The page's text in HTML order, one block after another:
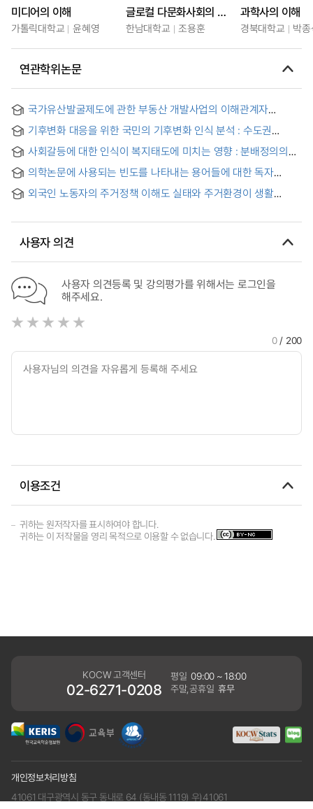
미디어의 이해
가톨릭대학교 윤혜영
글로컬 다문화사회의 이해
한남대학교 조용훈
과학사의 이해
경북대학교 박
연관학위논문
국가유산발굴제도에 관한 부동산 개발사업의 이해관계자
기후변화 대응을 위한 국민의 기후변화 인식 분석 : 수도권
Response to Climate Change
사회갈등에 대한 인식이 복지태도에 미치는 영향 : 분배정의의
Perception on Welfare Attitude
의학논문에 사용되는 빈도를 나타내는 용어들에 대한 독자
외국인 노동자의 주거정책 이해도 실태와 주거환경이 생활
사용자 의견
사용자 의견등록 및 강의평가를 위해서는 로그인을
해주세요.
0/ 200
이용조건
귀하는 원저작자를 표시하여야 합니다.
귀하는 이 저작물을 영리 목적으로 이용할 수 없습니다.
KOCW 고객센터
02-6271-0208
평일 09:00 ~ 18:00
주말,공휴일 휴무
개인정보처리방침
41061 대구광역시 동구 동내로 64 (동내동 1119) 우)41061